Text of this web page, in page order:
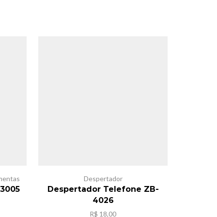
Despertador
Despertador Telefone ZB-
4026
R$ 18,00